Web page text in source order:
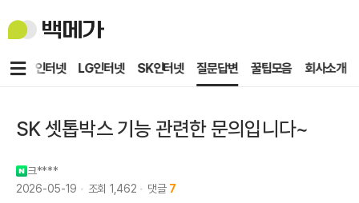
백
메
KT인터넷 LG인터넷 SK인터넷 질문답변 꿀팁모음 회사소개
메
SK 셋톱박스 기능 관련한 문의입니다~
크****
2026-05-19
조회 1,462 댓글 7